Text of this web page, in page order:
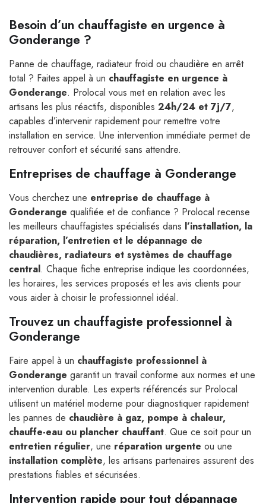
Besoin d’un chauffagiste en urgence à
Gonderange ?
Panne de chauffage, radiateur froid ou chaudière en arrêt
total ? Faites appel à un chauffagiste en urgence à
Gonderange. Prolocal vous met en relation avec les
artisans les plus réactifs, disponibles 24h/24 et 7j/7,
capables d’intervenir rapidement pour remettre votre
installation en service. Une intervention immédiate permet de
retrouver confort et sécurité sans attendre.
Entreprises de chauffage à Gonderange
Vous cherchez une entreprise de chauffage à
Gonderange qualifiée et de confiance ? Prolocal recense
les meilleurs chauffagistes spécialisés dans l’installation, la
réparation, l’entretien et le dépannage de
chaudières, radiateurs et systèmes de chauffage
central. Chaque fiche entreprise indique les coordonnées,
les horaires, les services proposés et les avis clients pour
vous aider à choisir le professionnel idéal.
Trouvez un chauffagiste professionnel à
Gonderange
Faire appel à un chauffagiste professionnel à
Gonderange garantit un travail conforme aux normes et une
intervention durable. Les experts référencés sur Prolocal
utilisent un matériel moderne pour diagnostiquer rapidement
les pannes de chaudière à gaz, pompe à chaleur,
chauffe-eau ou plancher chauffant. Que ce soit pour un
entretien régulier, une réparation urgente ou une
installation complète, les artisans partenaires assurent des
prestations fiables et sécurisées.
Intervention rapide pour tout dépannage